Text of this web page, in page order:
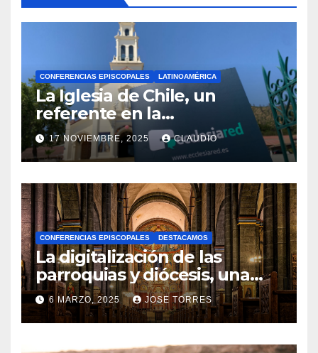
CONFERENCIAS EPISCOPALES LATINOAMÉRICA
La Iglesia de Chile, un
referente en la
transformación digital
gracias a Ecclesiared
17 NOVIEMBRE, 2025 CLAUDIO
N
O
H
A
Y
C
O
M
CONFERENCIAS EPISCOPALES DESTACAMOS
La digitalización de las
parroquias y diócesis, una
realidad ya para el futuro de
la Iglesia
6 MARZO, 2025 JOSE TORRES
N
O